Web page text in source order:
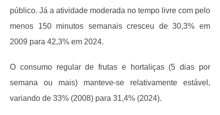
público. Já a atividade moderada no tempo livre com pelo
menos 150 minutos semanais cresceu de 30,3% em
2009 para 42,3% em 2024.
O consumo regular de frutas e hortaliças (5 dias por
semana ou mais) manteve-se relativamente estável,
variando de 33% (2008) para 31,4% (2024).